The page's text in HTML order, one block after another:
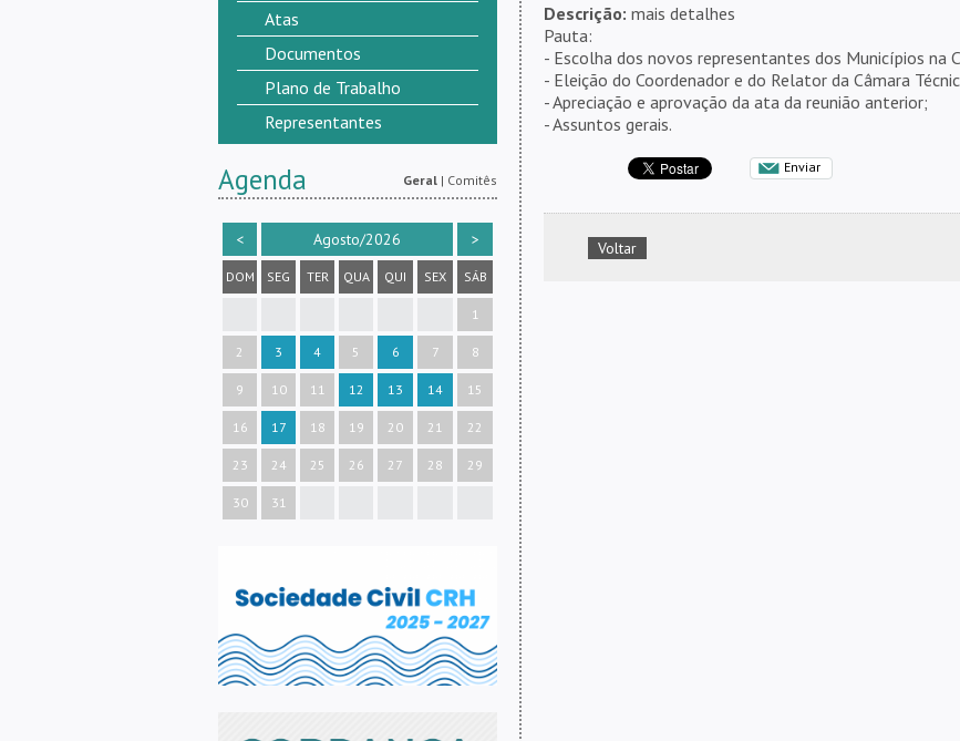
Atas
Documentos
Plano de Trabalho
Representantes
Agenda Geral | Comitês
< Agosto/2026 >
DOM SEG TER QUA QUI SEX SÁB
1
2 3 4 5 6 7 8
9 10 11 12 13 14 15
16 17 18 19 20 21 22
23 24 25 26 27 28 29
30 31
Descrição: mais detalhes
Pauta:
- Escolha dos novos representantes dos Municípios na
- Eleição do Coordenador e do Relator da Câmara
- Apreciação e aprovação da ata da reunião anterior;
- Assuntos gerais.
Enviar
Voltar